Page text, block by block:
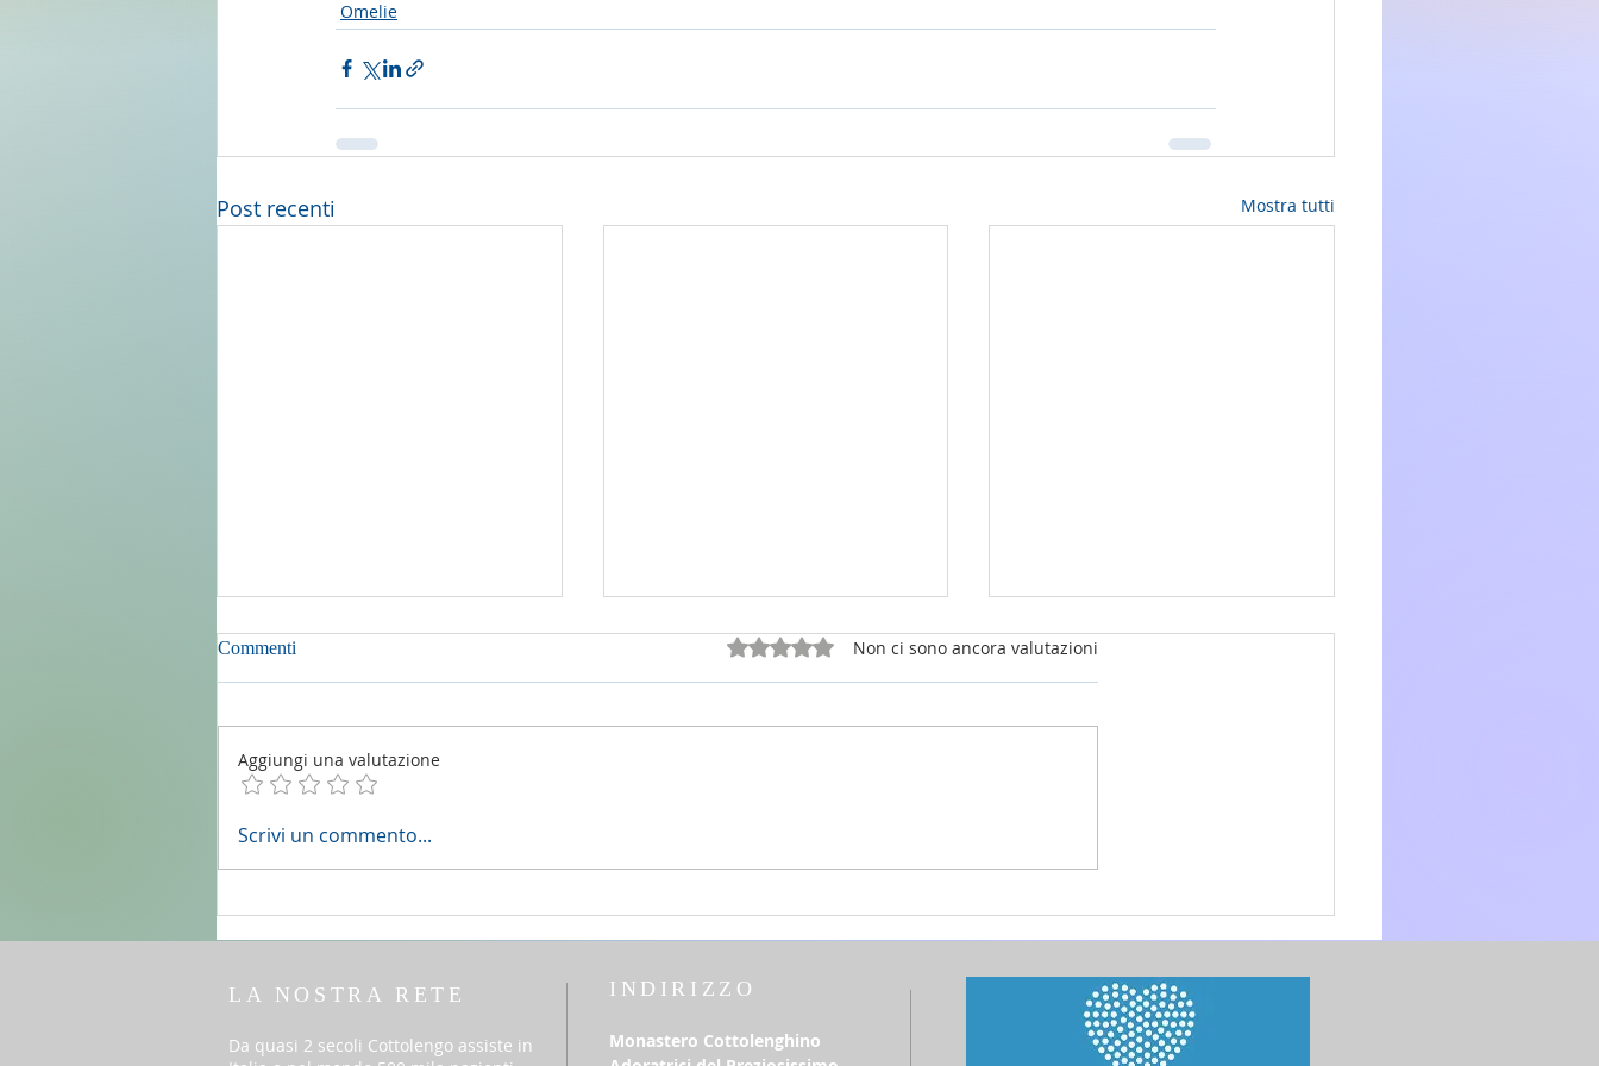
Omelie
Post recenti Mostra tutti
2 agosto 2026 - 18a Domenica
Commenti Valutazione 0 stelle su 5.Non ci sono ancora valutazioni
Aggiungi una valutazione
Scrivi un commento...
LA NOSTRA RETE
Da quasi 2 secoli Cottolengo assiste in
INDIRIZZO
Monastero Cottolenghino